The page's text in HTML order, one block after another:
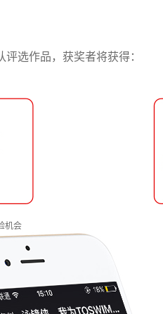
选作品，获奖者将获得：
机会